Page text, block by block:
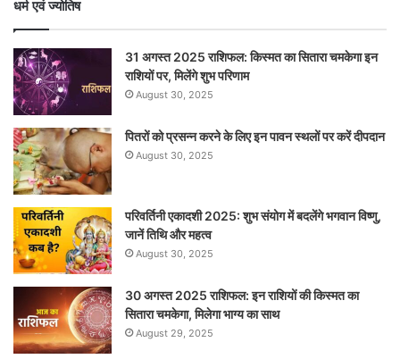
धर्म एवं ज्योतिष
31 अगस्त 2025 राशिफल: किस्मत का सितारा चमकेगा इन
राशियों पर, मिलेंगे शुभ परिणाम
August 30, 2025
पितरों को प्रसन्न करने के लिए इन पावन स्थलों पर करें दीपदान
August 30, 2025
परिवर्तिनी एकादशी 2025: शुभ संयोग में बदलेंगे भगवान विष्णु,
जानें तिथि और महत्व
August 30, 2025
30 अगस्त 2025 राशिफल: इन राशियों की किस्मत का
सितारा चमकेगा, मिलेगा भाग्य का साथ
August 29, 2025